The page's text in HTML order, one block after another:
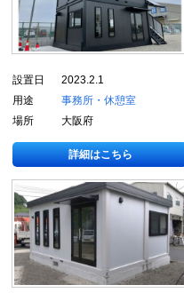
設置日
2023.2.1
用途
事務所・休憩室
場所
大阪府
詳細はこちら